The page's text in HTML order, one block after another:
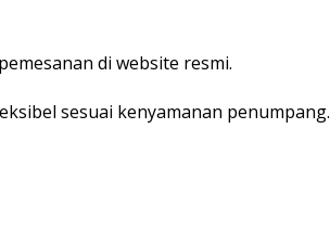
di website resmi.
sesuai kenyamanan penumpang.